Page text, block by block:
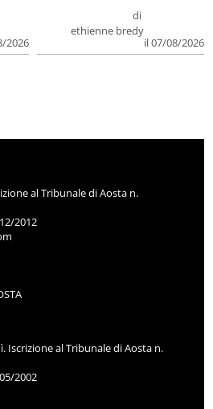
2026
di
ethienne bredy
il 07/08/2026
al Tribunale di Aosta n.
2012
Iscrizione al Tribunale di Aosta n.
2002